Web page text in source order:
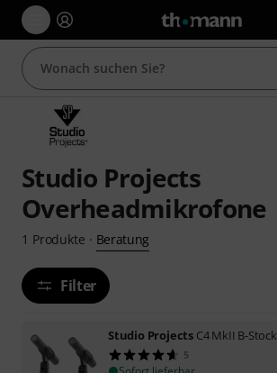
Studio Projects
Overheadmikrofone
1 Produkte · Beratung
Filter
Studio Projects C4 MkII B-Stock
5